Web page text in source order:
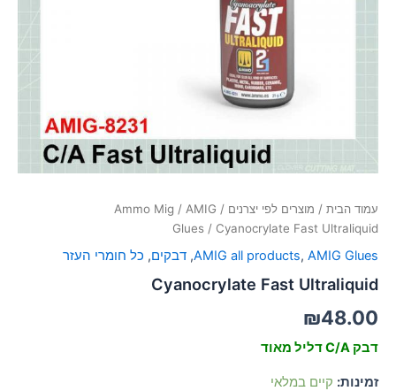
סמן קישורים
עמוד הבית / מוצרים לפי יצרנים /
Ammo Mig / AMIG
Glues / Cyanocrylate Fast Ultraliquid
AMIG all products, AMIG Glues
, דבקים, כל חומרי העזר
Cyanocrylate Fast Ultraliquid
₪48.00
דבק C/A דליל מאוד
זמינות: קיים במלאי